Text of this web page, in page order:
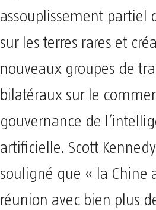
assouplissement partiel
sur les terres rares et
nouveaux groupes de
bilatéraux sur le
gouvernance de
artificielle. Scott Kennedy
souligné que « la Chine
réunion avec bien plus